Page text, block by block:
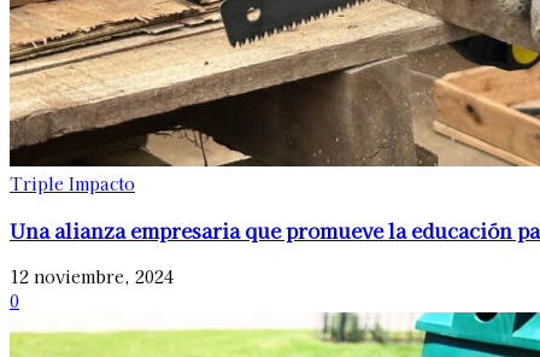
Triple Impacto
Una alianza empresaria que promueve la educación
12 noviembre, 2024
0